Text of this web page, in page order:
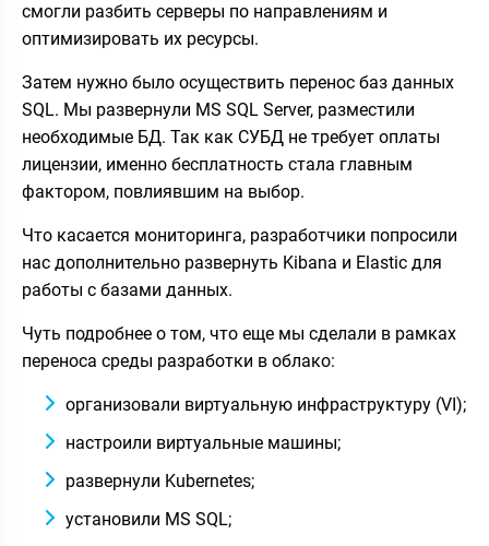
смогли разбить серверы по направлениям и
оптимизировать их ресурсы.
Затем нужно было осуществить перенос баз данных
SQL. Мы развернули MS SQL Server, разместили
необходимые БД. Так как СУБД не требует оплаты
лицензии, именно бесплатность стала главным
фактором, повлиявшим на выбор.
Что касается мониторинга, разработчики попросили
нас дополнительно развернуть Kibana и Elastic для
работы с базами данных.
Чуть подробнее о том, что еще мы сделали в рамках
переноса среды разработки в облако:
организовали виртуальную инфраструктуру (VI);
настроили виртуальные машины;
развернули Kubernetes;
установили MS SQL;